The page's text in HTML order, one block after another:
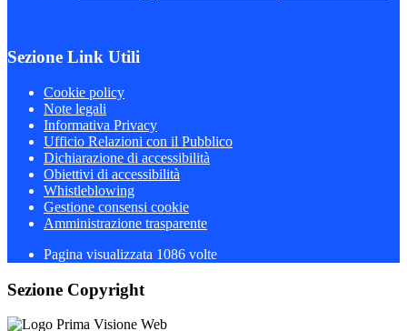
Sezione Link Utili
Cookie policy
Note legali
Informativa Privacy
Ufficio Relazioni con il Pubblico
Dichiarazione di accessibilità
Obiettivi di accessibilità
Whistleblowing
Gestione consensi cookie
Amministrazione trasparente
Pagina visualizzata 1086 volte
Sezione Copyright